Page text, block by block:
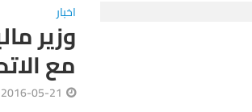
اخبار
وزير
مع
2016-05-21